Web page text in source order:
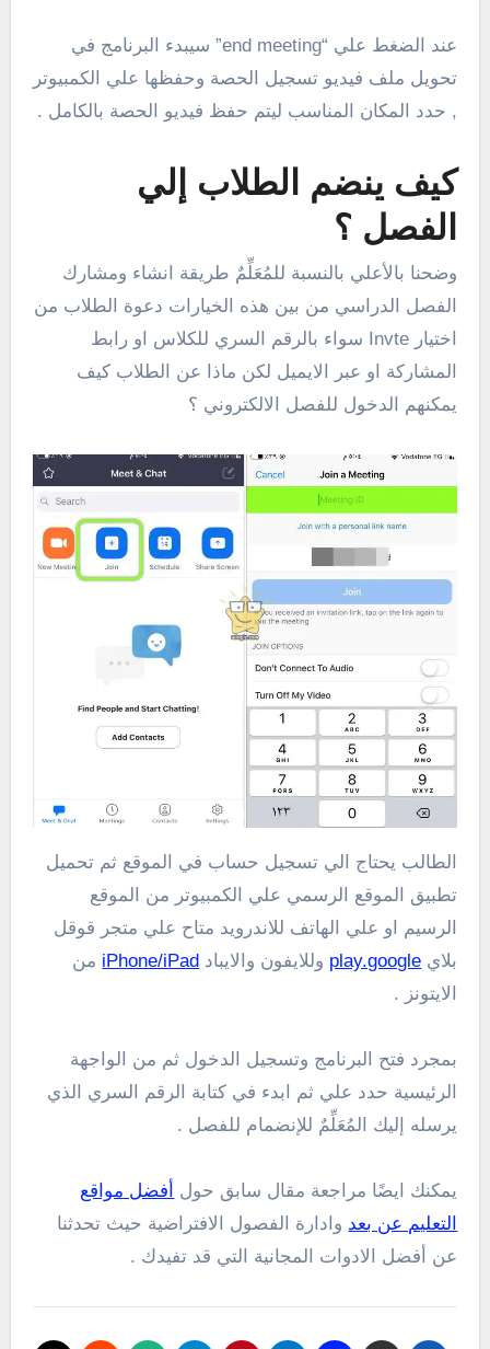
عند الضغط علي “end meeting” سيبدء البرنامج في
تحويل ملف فيديو تسجيل الحصة وحفظها علي الكمبيوتر
, حدد المكان المناسب ليتم حفظ فيديو الحصة بالكامل .
كيف ينضم الطلاب إلي
الفصل ؟
وضحنا بالأعلي بالنسبة للمُعَلِّمٌ طريقة انشاء ومشارك
الفصل الدراسي من بين هذه الخيارات دعوة الطلاب من
اختيار Invte سواء بالرقم السري للكلاس او رابط
المشاركة او عبر الايميل لكن ماذا عن الطلاب كيف
يمكنهم الدخول للفصل الالكتروني ؟
الطالب يحتاج الي تسجيل حساب في الموقع ثم تحميل
تطبيق الموقع الرسمي علي الكمبيوتر من الموقع
الرسيم او علي الهاتف للاندرويد متاح علي متجر قوقل
بلاي play.google وللايفون والايباد iPhone/iPad من
الايتونز .
بمجرد فتح البرنامج وتسجيل الدخول ثم من الواجهة
الرئيسية حدد علي ثم ابدء في كتابة الرقم السري الذي
يرسله إليك المُعَلِّمٌ للإنضمام للفصل .
يمكنك ايضًا مراجعة مقال سابق حول
أفضل مواقع
التعليم عن بعد وادارة الفصول الافتراضية حيث تحدثنا
عن أفضل الادوات المجانية التي قد تفيدك .